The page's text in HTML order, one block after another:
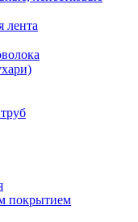
лента
покрытием